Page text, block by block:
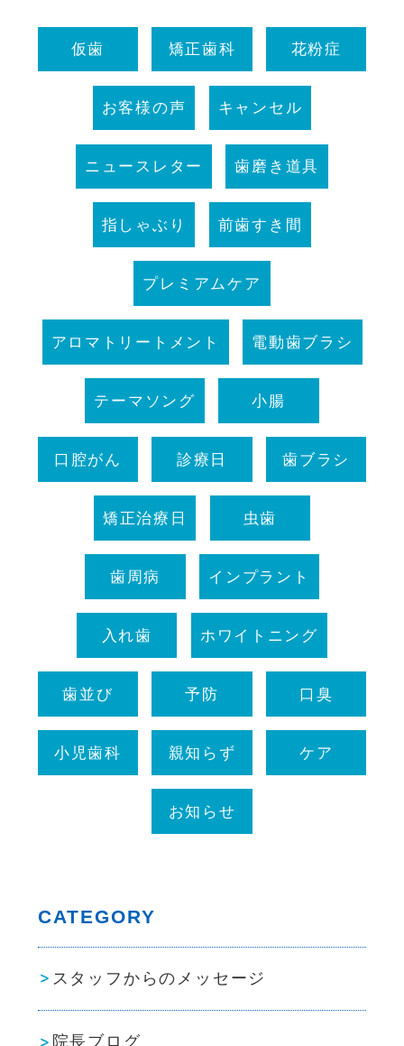
仮歯 矯正歯科 花粉症
お客様の声 キャンセル
ニュースレター 歯磨き道具
指しゃぶり 前歯すき間
プレミアムケア
アロマトリートメント 電動歯ブラシ
テーマソング 小腸
口腔がん 診療日 歯ブラシ
矯正治療日 虫歯
歯周病 インプラント
入れ歯 ホワイトニング
歯並び 予防 口臭
小児歯科 親知らず ケア
お知らせ
CATEGORY
スタッフからのメッセージ
院長ブログ